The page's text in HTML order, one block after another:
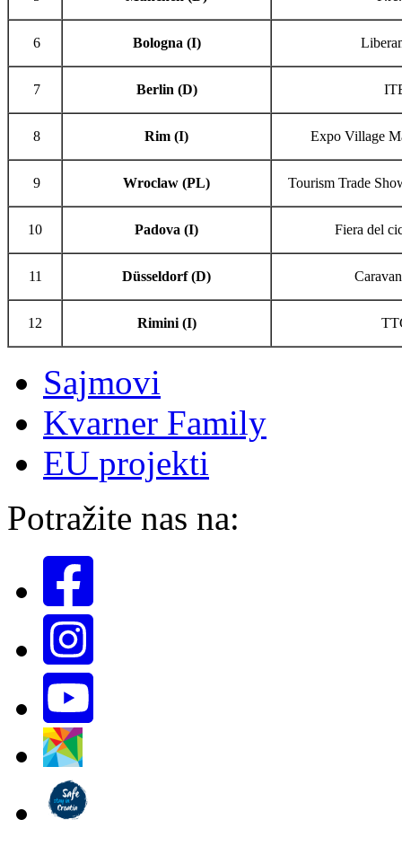
6 Bologna (I)
7 Berlin (D)
8 Rim (I) Expo Village
9 Wroclaw (PL) Tourism Trade
10 Padova (I) Fiera del
11 Düsseldorf (D)
12 Rimini (I)
Sajmovi
Kvarner Family
EU projekti
Potražite nas na: